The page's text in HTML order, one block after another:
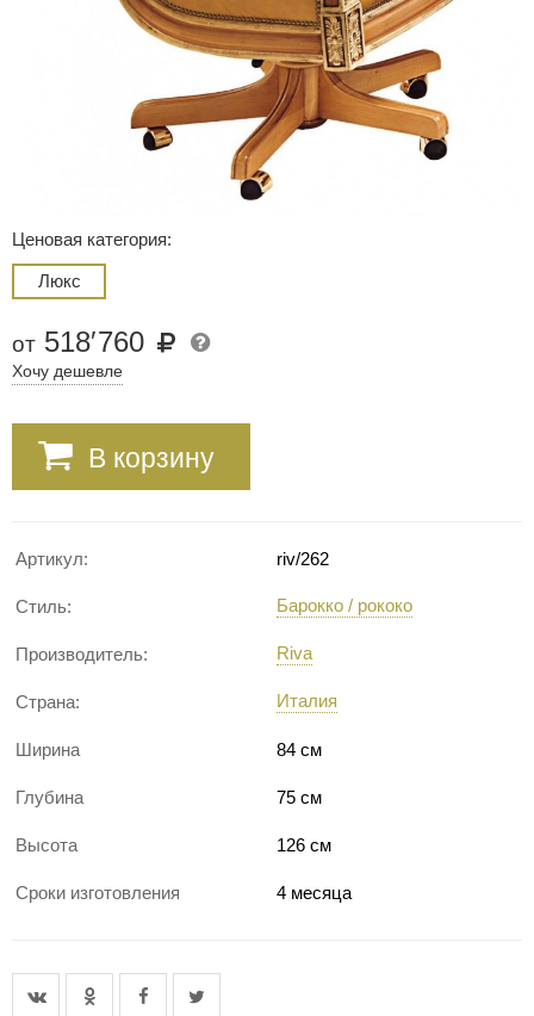
Ценовая категория:
Люкс
от 518′760
Хочу дешевле
В корзину
Артикул: riv/262
Стиль: Барокко / рококо
Производитель: Riva
Страна: Италия
Ширина 84 см
Глубина 75 см
Высота 126 см
Сроки изготовления 4 месяца